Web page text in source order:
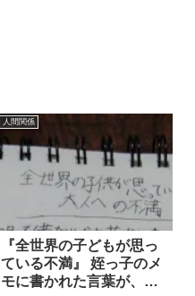
人間関係
『全世界の子どもが思っ
ている不満』 姪っ子のメ
モに書かれた言葉が、心